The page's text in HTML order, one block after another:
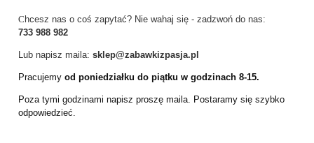
C hcesz nas o coś zapytać? Nie wahaj się - zadzwoń do nas:
733 988 982
Lub napisz maila: sklep@zabawkizpasja.pl
Pracujemy od poniedziałku do piątku w godzinach 8-15.
Poza tymi godzinami napisz proszę maila. Postaramy się szybko
odpowiedzieć.